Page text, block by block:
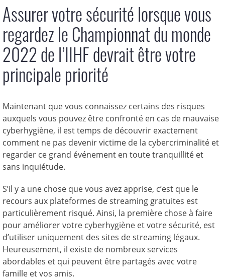
Assurer votre sécurité lorsque vous
regardez le Championnat du monde
2022 de l’IIHF devrait être votre
principale priorité
Maintenant que vous connaissez certains des risques
auxquels vous pouvez être confronté en cas de mauvaise
cyberhygiène, il est temps de découvrir exactement
comment ne pas devenir victime de la cybercriminalité et
regarder ce grand événement en toute tranquillité et
sans inquiétude.
S’il y a une chose que vous avez apprise, c’est que le
recours aux plateformes de streaming gratuites est
particulièrement risqué. Ainsi, la première chose à faire
pour améliorer votre cyberhygiène et votre sécurité, est
d’utiliser uniquement des sites de streaming légaux.
Heureusement, il existe de nombreux services
abordables et qui peuvent être partagés avec votre
famille et vos amis.